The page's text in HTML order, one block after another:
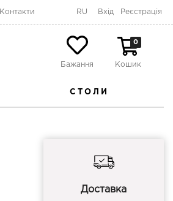
Контакти RU Вхід Реєстрація
Бажання
0
Кошик
СТОЛИ
Доставка